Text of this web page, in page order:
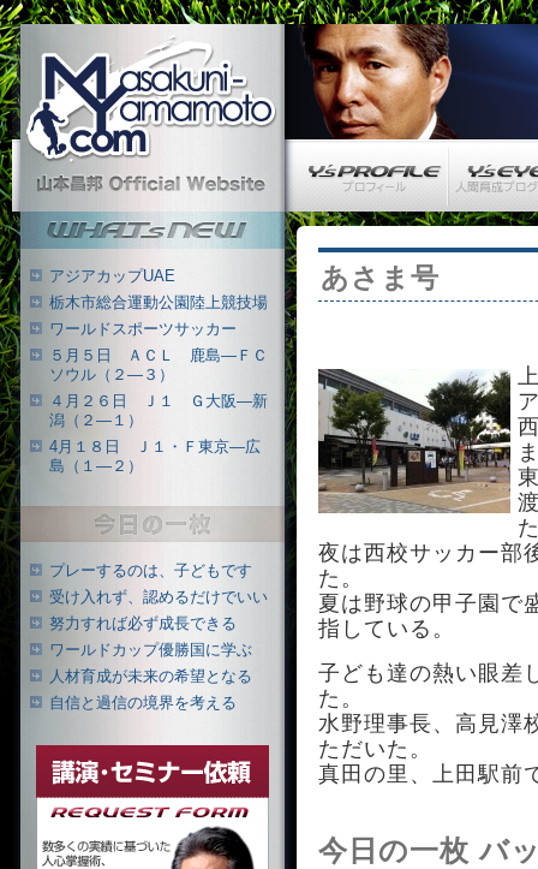
Masakuni-Yamamoto.com
山本昌邦 公式ウェブサイト
あさま号
夜は西校サッカー部
た。
夏は野球の甲子園で
指している。
子ども達の熱い眼差
た。
水野理事長、高見澤
ただいた。
真田の里、上田駅前
今日の一枚 バ
What's New
アジアカップUAE
栃木市総合運動公園陸上競技場
ワールドスポーツサッカー
５月５日 ＡＣＬ 鹿島―ＦＣ
ソウル（２―３）
４月２６日 Ｊ１ Ｇ大阪―新
潟（２―１）
4月１８日 Ｊ１・Ｆ東京―広
島（１―２）
プレーするのは、子どもです
受け入れず、認めるだけでいい
努力すれば必ず成長できる
ワールドカップ優勝国に学ぶ
人材育成が未来の希望となる
自信と過信の境界を考える